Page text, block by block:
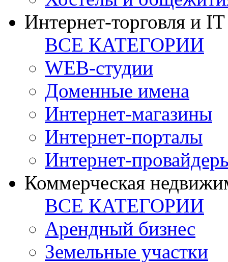
Интернет-торговля и IT
ВСЕ КАТЕГОРИИ
WEB-студии
Доменные имена
Интернет-магазины
Интернет-порталы
Интернет-
Коммерческая
ВСЕ КАТЕГОРИИ
Арендный бизнес
Земельные участки